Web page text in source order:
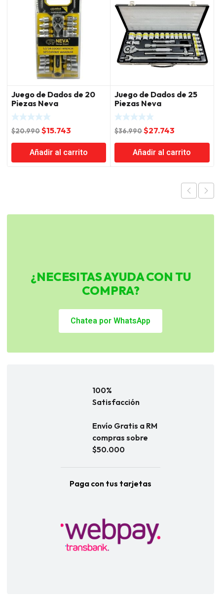
Juego de Dados de 20
Piezas Neva
$20.990El
precio
original
era:
$15.743
precio
actual
es:
Añadir al carrito
Juego de Dados de 25
Piezas Neva
$36.990El
precio
original
era:
$27.743
precio
actual
es:
Añadir al carrito
¿NECESITAS AYUDA CON TU
COMPRA?
Chatea por WhatsApp
100%
Satisfacción
Envío Gratis a RM
compras sobre
$50.000
Paga con tus tarjetas